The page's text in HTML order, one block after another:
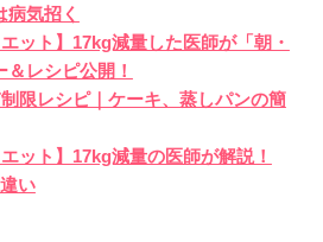
病気招く
ット】17kg減量した医師が「朝・
レシピ公開！
限レシピ｜ケーキ、蒸しパンの簡
ット】17kg減量の医師が解説！
い